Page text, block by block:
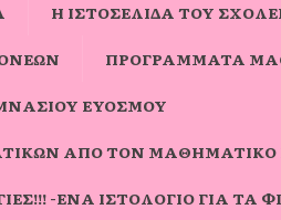
Η ΙΣΤΟΣΕΛΊΔΑ ΤΟΥ
ΠΡΟΓΡΑΜΜΑΤΑ
ΕΥΌΣΜΟΥ
ΑΠΌ ΤΟΝ ΜΑΘΗΜΑΤΙΚΌ
-ΈΝΑ ΙΣΤΟΛΌΓΙΟ ΓΙΑ